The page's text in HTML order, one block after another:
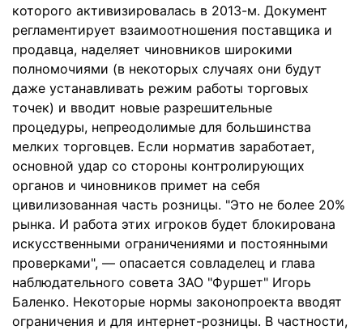
которого активизировалась в 2013-м. Документ
регламентирует взаимоотношения поставщика и
продавца, наделяет чиновников широкими
полномочиями (в некоторых случаях они будут
даже устанавливать режим работы торговых
точек) и вводит новые разрешительные
процедуры, непреодолимые для большинства
мелких торговцев. Если норматив заработает,
основной удар со стороны контролирующих
органов и чиновников примет на себя
цивилизованная часть розницы. "Это не более 20%
рынка. И работа этих игроков будет блокирована
искусственными ограничениями и постоянными
проверками", — опасается совладелец и глава
наблюдательного совета ЗАО "Фуршет" Игорь
Баленко. Некоторые нормы законопроекта вводят
ограничения и для интернет-розницы. В частности,